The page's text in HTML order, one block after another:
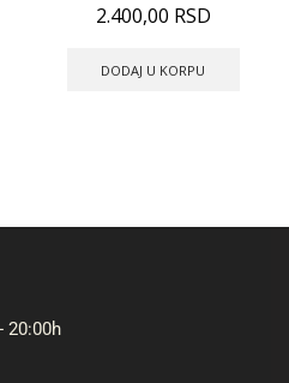
2.400,00 RSD
DODAJ U KORPU
20:00h